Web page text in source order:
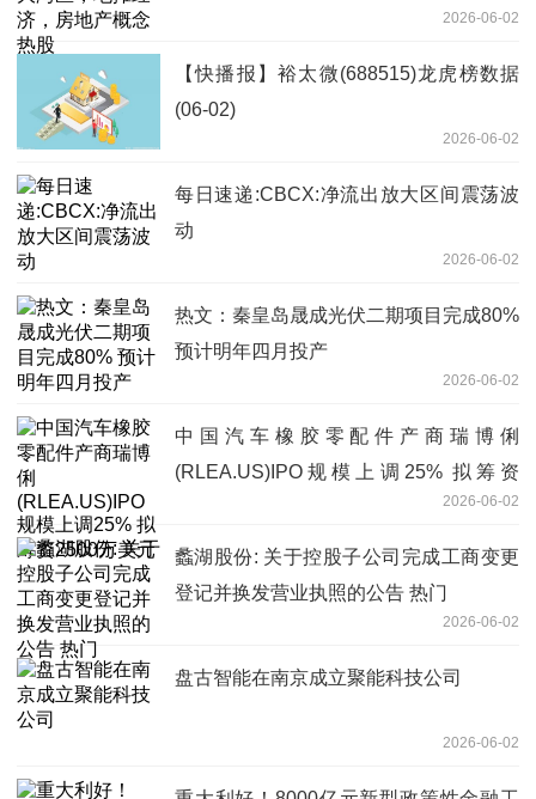
2026-06-02
【快播报】裕太微(688515)龙虎榜数据
(06-02)
2026-06-02
每日速递:CBCX:净流出放大区间震荡波
动
2026-06-02
热文：秦皇岛晟成光伏二期项目完成80%
预计明年四月投产
2026-06-02
中国汽车橡胶零配件产商瑞博俐
(RLEA.US)IPO规模上调25% 拟筹资
2026-06-02
蠡湖股份: 关于控股子公司完成工商变更
登记并换发营业执照的公告 热门
2026-06-02
盘古智能在南京成立聚能科技公司
2026-06-02